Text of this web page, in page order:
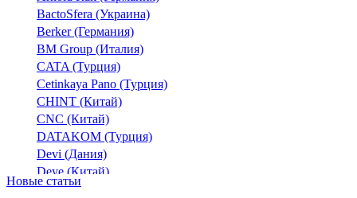
BactoSfera (Украина)
Berker (Германия)
BM Group (Италия)
CATA (Турция)
Cetinkaya Pano (Турция)
CHINT (Китай)
CNC (Китай)
DATAKOM (Турция)
Devi (Дания)
Deye (Китай)
DigiTop (Украина)
Новые статьи